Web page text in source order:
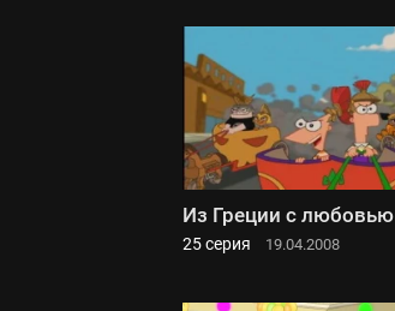
Из Греции с любовью
25 серия 19.04.2008